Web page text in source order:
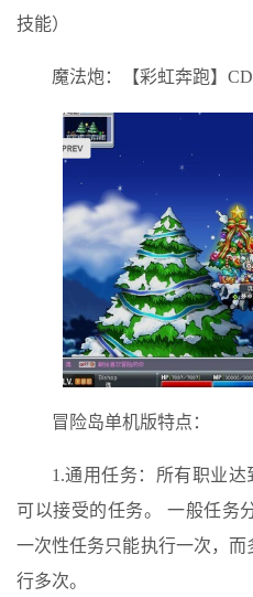
技能）
魔法炮：【彩虹奔跑】
冒险岛单机版特点：
1.通用任务：所有职业达
可以接受的任务。 一般任务
一次性任务只能执行一次，
行多次。